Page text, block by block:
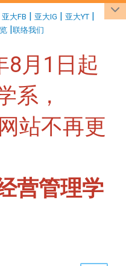
亚大FB | 亚大IG | 亚大YT |
|联络我们
8月1日起
系，
站不再更
营管理学